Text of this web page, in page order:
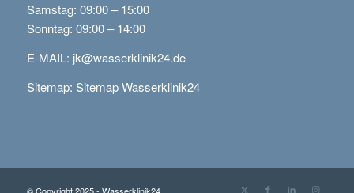
Samstag: 09:00 – 15:00
Sonntag: 09:00 – 14:00
E-MAIL: jk@wasserklinik24.de
Sitemap: Sitemap Wasserklinik24